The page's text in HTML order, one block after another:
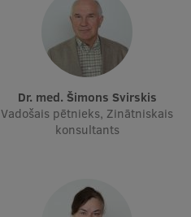
Dr. med. Šimons Svirskis
Vadošais pētnieks, Zinātniskais
konsultants